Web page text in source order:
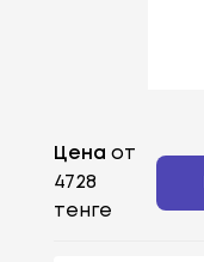
Цена от
4728
тенге